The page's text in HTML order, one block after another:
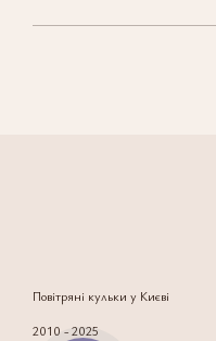
Повітряні кульки у Києві
2010 - 2025